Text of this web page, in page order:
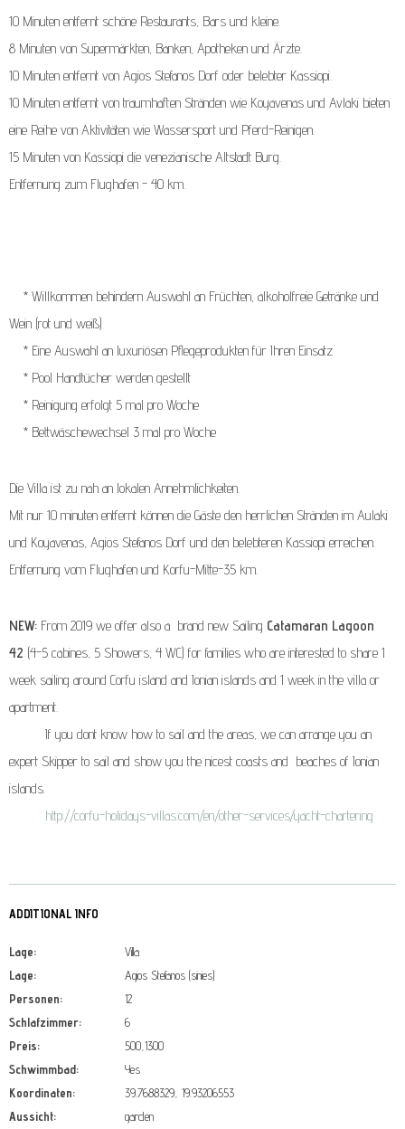
10 Minuten entfernt schöne Restaurants, Bars und kleine.
8 Minuten von Supermärkten, Banken, Apotheken und Ärzte.
10 Minuten entfernt von Agios Stefanos Dorf oder belebter Kassiopi.
10 Minuten entfernt von traumhaften Stränden wie Koyavenas und Avlaki bieten
eine Reihe von Aktivitäten wie Wassersport und Pferd-Reinigen.
15 Minuten von Kassiopi die venezianische Altstadt Burg.
Entfernung zum Flughafen - 40 km.
* Willkommen behindern Auswahl an Früchten, alkoholfreie Getränke und
Wein (rot und weiß)
* Eine Auswahl an luxuriösen Pflegeprodukten für Ihren Einsatz
* Pool Handtücher werden gestellt
* Reinigung erfolgt 5 mal pro Woche
* Bettwäschewechsel 3 mal pro Woche
Die Villa ist zu nah an lokalen Annehmlichkeiten.
Mit nur 10 minuten entfernt können die Gäste den herrlichen Stränden im Aulaki
und Koyavenas, Agios Stefanos Dorf und den belebteren Kassiopi erreichen.
Entfernung vom Flughafen und Korfu-Mitte-35 km.
NEW: From 2019 we offer also a brand new Sailing Catamaran Lagoon
42 (4-5 cabines, 5 Showers, 4 WC) for families who are interested to share 1
week sailing around Corfu island and Ionian islands and 1 week in the villa or
apartment.
If you dont know how to sail and the areas, we can arrange you an
expert Skipper to sail and show you the nicest coasts and beaches of Ionian
islands.
http://corfu-holidays-villas.com/en/other-services/yacht-chartering
ADDITIONAL INFO
Lage:
Villa
Lage:
Agios Stefanos (sinies)
Personen:
12
Schlafzimmer:
6
Preis:
500,1300
Schwimmbad:
Yes
Koordinaten:
39.7688329, 19.93206553
Aussicht:
garden